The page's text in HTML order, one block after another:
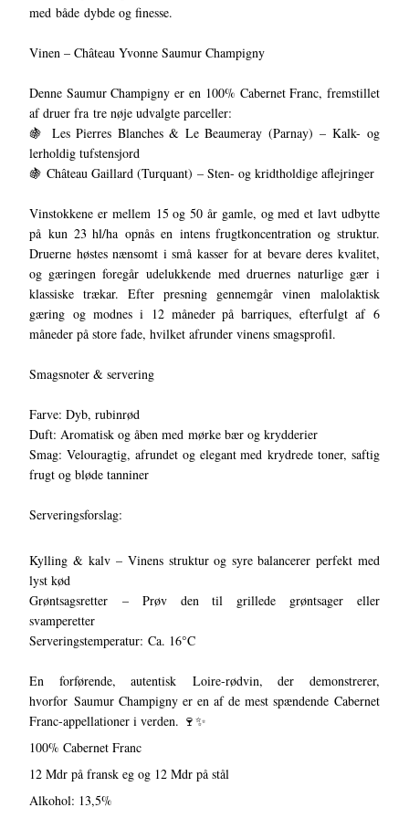
med både dybde og finesse.
Vinen – Château Yvonne Saumur Champigny
Denne Saumur Champigny er en 100% Cabernet Franc, fremstillet
af druer fra tre nøje udvalgte parceller:
🍇 Les Pierres Blanches & Le Beaumeray (Parnay) – Kalk- og
lerholdig tufstensjord
🍇 Château Gaillard (Turquant) – Sten- og kridtholdige aflejringer
Vinstokkene er mellem 15 og 50 år gamle, og med et lavt udbytte
på kun 23 hl/ha opnås en intens frugtkoncentration og struktur.
Druerne høstes nænsomt i små kasser for at bevare deres kvalitet,
og gæringen foregår udelukkende med druernes naturlige gær i
klassiske trækar. Efter presning gennemgår vinen malolaktisk
gæring og modnes i 12 måneder på barriques, efterfulgt af 6
måneder på store fade, hvilket afrunder vinens smagsprofil.
Smagsnoter & servering
Farve: Dyb, rubinrød
Duft: Aromatisk og åben med mørke bær og krydderier
Smag: Velouragtig, afrundet og elegant med krydrede toner, saftig
frugt og bløde tanniner
Serveringsforslag:
Kylling & kalv – Vinens struktur og syre balancerer perfekt med
lyst kød
Grøntsagsretter – Prøv den til grillede grøntsager eller
svamperetter
Serveringstemperatur: Ca. 16°C
En forførende, autentisk Loire-rødvin, der demonstrerer,
hvorfor Saumur Champigny er en af de mest spændende Cabernet
Franc-appellationer i verden. 🍷✨
100% Cabernet Franc
12 Mdr på fransk eg og 12 Mdr på stål
Alkohol: 13,5%